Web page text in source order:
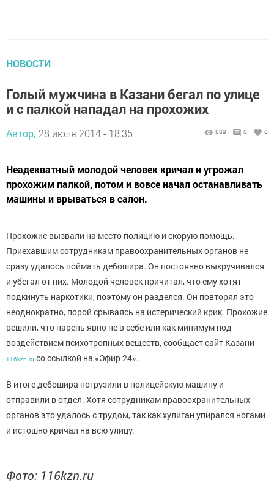
НОВОСТИ
Голый мужчина в Казани бегал по улице
и с палкой нападал на прохожих
Автор, 28 июля 2014 - 18:35 889 0 0
Неадекватный молодой человек кричал и угрожал
прохожим палкой, потом и вовсе начал останавливать
машины и врываться в салон.
Прохожие вызвали на место полицию и скорую помощь.
Приехавшим сотрудникам правоохранительных органов не
сразу удалось поймать дебошира. Он постоянно выкручивался
и убегал от них. Молодой человек причитал, что ему хотят
подкинуть наркотики, поэтому он разделся. Он повторял это
неоднократно, порой срываясь на истерический крик. Прохожие
решили, что парень явно не в себе или как минимум под
воздействием психотропных веществ, сообщает сайт Казани
116kzn.ru со ссылкой на «Эфир 24».
В итоге дебошира погрузили в полицейскую машину и
отправили в отдел. Хотя сотрудникам правоохранительных
органов это удалось с трудом, так как хулиган упирался ногами
и истошно кричал на всю улицу.
Фото: 116kzn.ru